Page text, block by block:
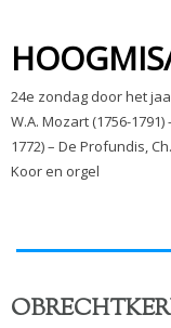
24e zondag door het
W.A. Mozart (1756-
1772) – De Profundis,
Koor en orgel